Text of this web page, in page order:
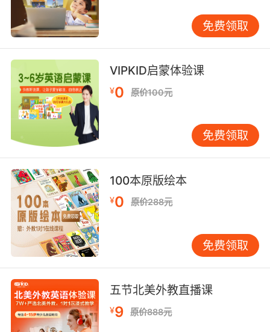
我不喜欢聊天 我也不是你兄弟
我只是跟他友好地闲聊了几句
10. Cut the chitchat, please, and have a seat.
不要交头接耳 找位置坐下
免费领取
VIPKID启蒙体验课
¥0 原价100元
免费领取
100本原版绘本
¥0 原价288元
免费领取
五节北美外教直播课
¥9 原价888元